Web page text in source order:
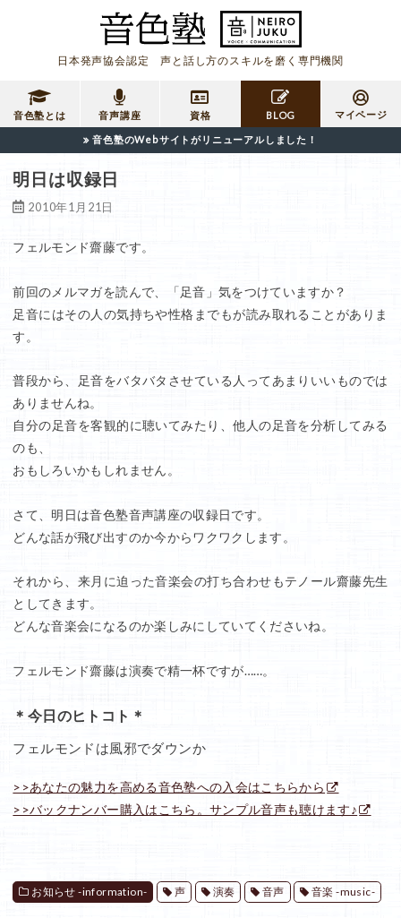
日本発声協会認定 声と話し方のスキルを磨く専門機関
音色塾とは 音声講座 資格 BLOG マイページ
音色塾のWebサイトがリニューアルしました！
明日は収録日
2010年1月21日
フェルモンド齋藤です。
前回のメルマガを読んで、「足音」気をつけていますか？
足音にはその人の気持ちや性格までもが読み取れることがありま
す。
普段から、足音をバタバタさせている人ってあまりいいものでは
ありませんね。
自分の足音を客観的に聴いてみたり、他人の足音を分析してみる
のも、
おもしろいかもしれません。
さて、明日は音色塾音声講座の収録日です。
どんな話が飛び出すのか今からワクワクします。
それから、来月に迫った音楽会の打ち合わせもテノール齋藤先生
としてきます。
どんな音楽会になるのか楽しみにしていてくださいね。
フェルモンド齋藤は演奏で精一杯ですが……。
＊今日のヒトコト＊
フェルモンドは風邪でダウンか
>>あなたの魅力を高める音色塾への入会はこちらから
>>バックナンバー購入はこちら。サンプル音声も聴けます♪
お知らせ -information- 声 演奏 音声 音楽 -music-